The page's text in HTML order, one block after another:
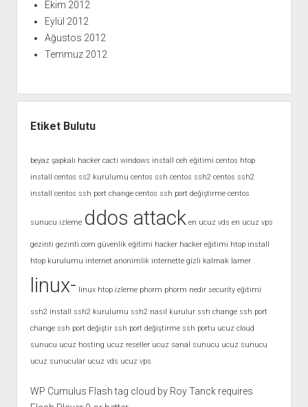
Ekim 2012
Eylül 2012
Ağustos 2012
Temmuz 2012
Etiket Bulutu
beyaz şapkalı hacker cacti windows install ceh eğitimi centos htop
install centos ss2 kurulumu centos ssh centos ssh2 centos ssh2
install centos ssh port change centos ssh port değiştirme centos
sunucu izleme ddos attack en ucuz vds en ucuz vps
gezinti gezinti.com güvenlik eğitimi hacker hacker eğitimi htop install
htop kurulumu internet anonimlik internette gizli kalmak lamer
linux- linux htop izleme phorm phorm nedir security eğitimi
ssh2 install ssh2 kurulumu ssh2 nasıl kurulur ssh change ssh port
change ssh port değiştir ssh port değiştirme ssh portu ucuz cloud
sunucu ucuz hosting ucuz reseller ucuz sanal sunucu ucuz sunucu
ucuz sunucular ucuz vds ucuz vps
WP Cumulus Flash tag cloud by Roy Tanckrequires